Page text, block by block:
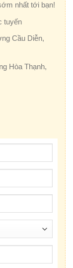
nhất tới bạn!
tuyến
Cầu Diễn,
Hòa Thạnh,